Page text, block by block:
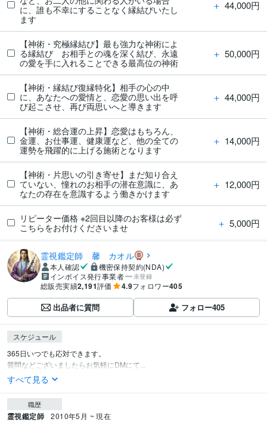
に、誰も不幸にすることなく縁結びいたし
ます
＋ 44,000円
【神術・究極縁結び】最も強力な神術によ
る縁結び お相手との魂を深く結び、永遠
の愛を手に入れることできる最高位の神術
＋ 50,000円
【神術・縁結び復縁特化】相手の心の中
に、あなたへの愛情と、恋愛の思い出を呼
び起こさせ、再び両思いへと導きます
＋ 44,000円
【神術・総合運の上昇】恋愛はもちろん、
金運、お仕事運、健康運など、他の全ての
運勢を飛躍的に上げる施術となります
＋ 14,000円
【神術・片思いの引き寄せ】まだ知り合え
ていない、憧れのお相手の潜在意識に、あ
なたの存在を意識するよう働きかけます
＋ 12,000円
リピーター価格 ※2回目以降のお客様は必ず
こちらをお付けくださいませ
＋ 5,000円
霊視鑑定師 馨 カオル
本人確認
機密保持契約(NDA)
インボイス発行事業者
未登録
総販売実績2,191評価 4.9フォロワー405
出品者に質問 フォロー405
スケジュール
365日いつでも応対できます。
質問などございましたらお気軽にDMにて...
すべて見る
職歴
霊視鑑定師 2010年5月 ~ 現在